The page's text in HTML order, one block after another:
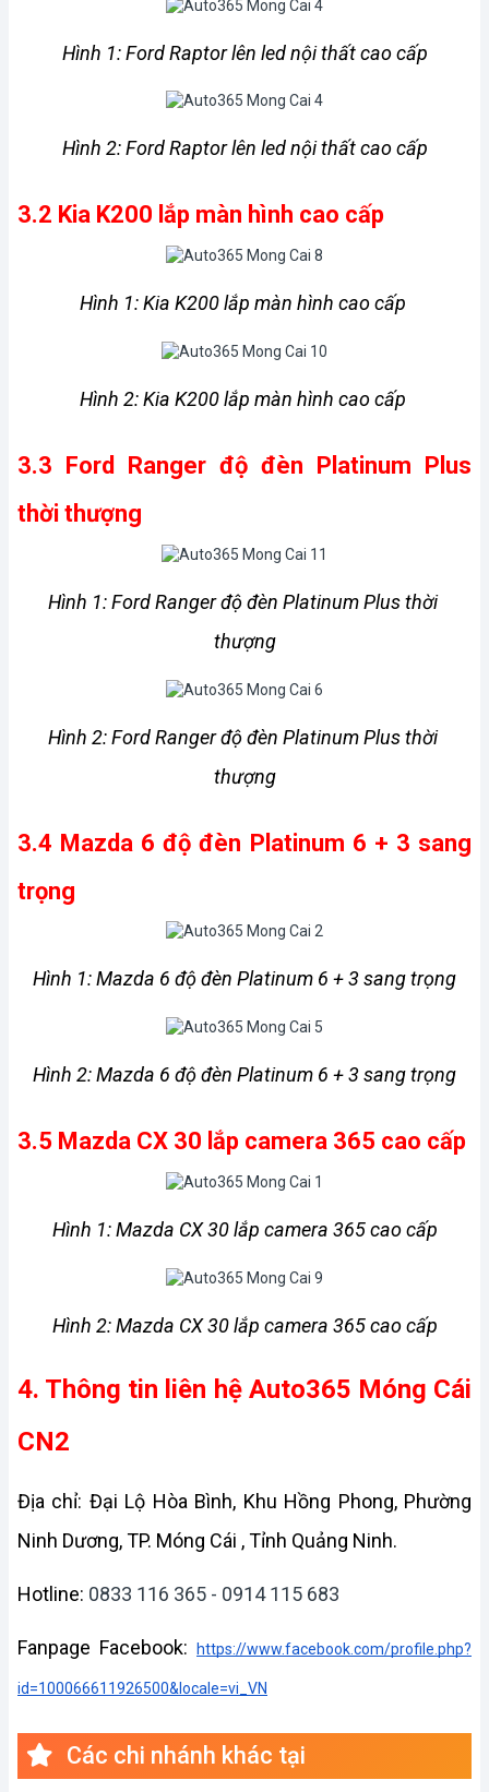
Hình 1: Ford Raptor lên led nội thất cao cấp
Hình 2: Ford Raptor lên led nội thất cao cấp
3.2 Kia K200 lắp màn hình cao cấp
Hình 1: Kia K200 lắp màn hình cao cấp
Hình 2: Kia K200 lắp màn hình cao cấp
3.3 Ford Ranger độ đèn Platinum Plus
thời thượng
Hình 1: Ford Ranger độ đèn Platinum Plus thời
thượng
Hình 2: Ford Ranger độ đèn Platinum Plus thời
thượng
3.4 Mazda 6 độ đèn Platinum 6 + 3 sang
trọng
Hình 1: Mazda 6 độ đèn Platinum 6 + 3 sang trọng
Hình 2: Mazda 6 độ đèn Platinum 6 + 3 sang trọng
3.5 Mazda CX 30 lắp camera 365 cao cấp
Hình 1: Mazda CX 30 lắp camera 365 cao cấp
Hình 2: Mazda CX 30 lắp camera 365 cao cấp
4. Thông tin liên hệ Auto365 Móng Cái
CN2
Địa chỉ: Đại Lộ Hòa Bình, Khu Hồng Phong, Phường
Ninh Dương, TP. Móng Cái , Tỉnh Quảng Ninh.
Hotline: 0833 116 365 - 0914 115 683
Fanpage Facebook: https://www.facebook.com/profile.php?
id=100066611926500&locale=vi_VN
Các chi nhánh khác tại